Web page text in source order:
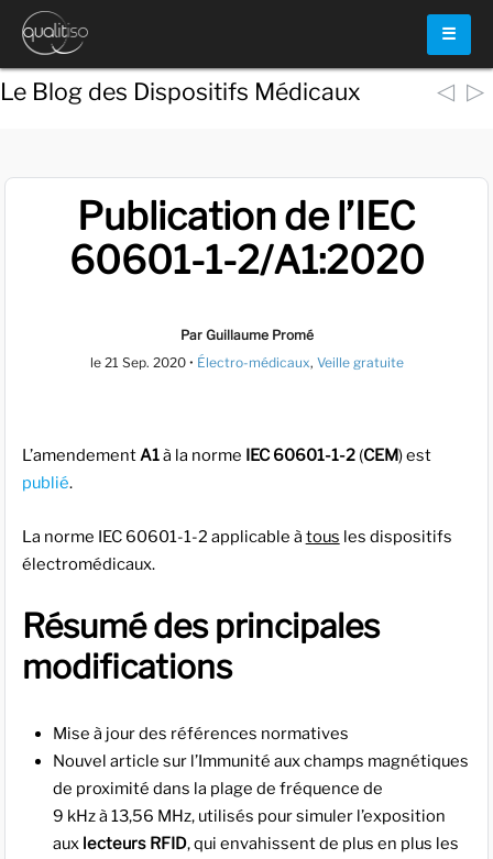
☰
Le Blog des Dispositifs Médicaux ◁ ▷
Publication de l’IEC
60601-1-2/A1:2020
Par Guillaume Promé
le 21 Sep. 2020 • Électro-médicaux, Veille gratuite
L’amendementA1à la norme IEC 60601-1-2(CEM) est
publié.
La norme IEC 60601-1-2 applicable à tous les dispositifs
électromédicaux.
Résumé des principales
modifications
Mise à jour des références normatives
Nouvel article sur l’Immunité aux champs magnétiques
de proximité dans la plage de fréquence de
9 kHz à 13,56 MHz, utilisés pour simuler l’exposition
aux lecteurs RFID, qui envahissent de plus en plus les